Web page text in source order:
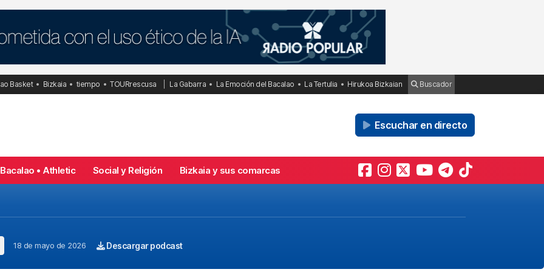
Basket Bizkaia tiempo TOURrescusa La Gabarra La Emoción del Bacalao La Tertulia Hirukoa Bizkaian Buscador
Escuchar en directo
Bacalao • Athletic Social y Religión Bizkaia y sus comarcas
18 de mayo de 2026 Descargar podcast